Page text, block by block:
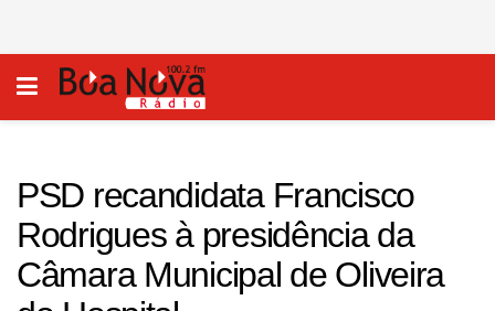
PSD recandidata Francisco
Rodrigues à presidência da
Câmara Municipal de Oliveira